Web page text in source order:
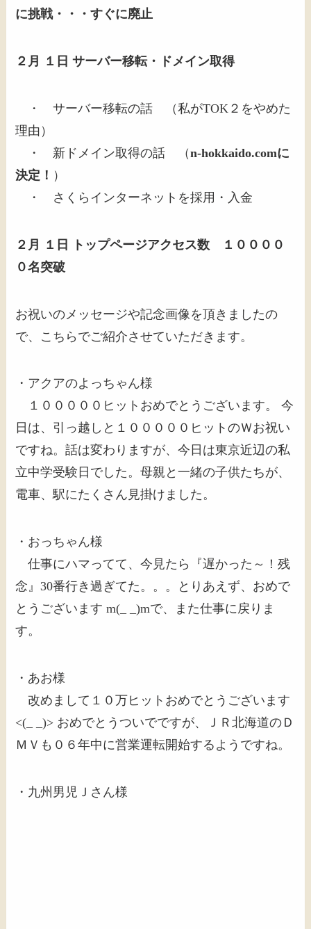
に挑戦・・・すぐに廃止
２月 １日 サーバー移転・ドメイン取得
・ サーバー移転の話 （私がTOK２をやめた
理由）
・ 新ドメイン取得の話 （n-hokkaido.comに
決定！ ）
・ さくらインターネットを採用・入金
２月 １日 トップページアクセス数 １００００
０名突破
お祝いのメッセージや記念画像を頂きましたの
で、こちらでご紹介させていただきます。
・アクアのよっちゃん様
１０００００ヒットおめでとうございます。 今
日は、引っ越しと１０００００ヒットのＷお祝い
ですね。話は変わりますが、今日は東京近辺の私
立中学受験日でした。母親と一緒の子供たちが、
電車、駅にたくさん見掛けました。
・おっちゃん様
仕事にハマってて、今見たら『遅かった～！残
念』30番行き過ぎてた。。。とりあえず、おめで
とうございます m(_ _)mで、また仕事に戻りま
す。
・あお様
改めまして１０万ヒットおめでとうございます
<(_ _)> おめでとうついでですが、ＪＲ北海道のＤ
ＭＶも０６年中に営業運転開始するようですね。
・九州男児Ｊさん様